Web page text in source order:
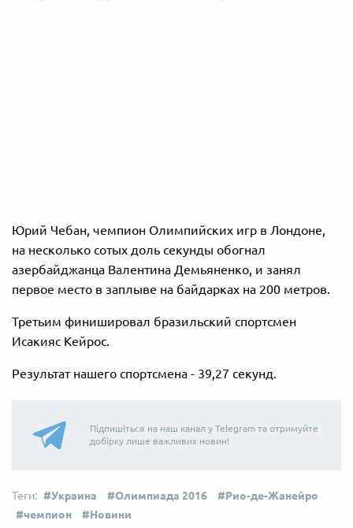
Юрий Чебан, чемпион Олимпийских игр в Лондоне,
на несколько сотых доль секунды обогнал
азербайджанца Валентина Демьяненко, и занял
первое место в заплыве на байдарках на 200 метров.
Третьим финишировал бразильский спортсмен
Исакияс Кейрос.
Результат нашего спортсмена - 39,27 секунд.
Підпишіться на наш канал у Telegram та отримуйте
добірку лише важливих новин!
Украина Олимпиада 2016
Рио-де-Жанейро
чемпион
Новини